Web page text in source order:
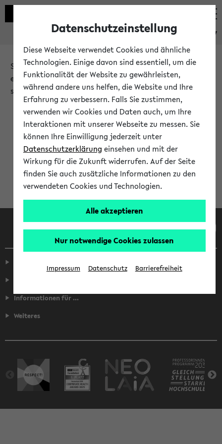
eKVV
Sie möchten auf eine eKVV Funktion zugreifen, die Ihnen
erst nach einer Anmeldung am System zur Verfügung
steht.
Bitte melden Sie sich an:
Anmeldung am eKVV
Informationen für ...
Weiteres
Datenschutzeinstellung
Diese Webseite verwendet Cookies und ähnliche
Technologien. Einige davon sind essentiell, um die
Funktionalität der Website zu gewährleisten,
während andere uns helfen, die Website und Ihre
Erfahrung zu verbessern. Falls Sie zustimmen,
verwenden wir Cookies und Daten auch, um Ihre
Interaktionen mit unserer Webseite zu messen. Sie
können Ihre Einwilligung jederzeit unter
Datenschutzerklärung einsehen und mit der
Wirkung für die Zukunft widerrufen. Auf der Seite
finden Sie auch zusätzliche Informationen zu den
verwendeten Cookies und Technologien.
Alle akzeptieren
Nur notwendige Cookies zulassen
Impressum Datenschutz Barrierefreiheit